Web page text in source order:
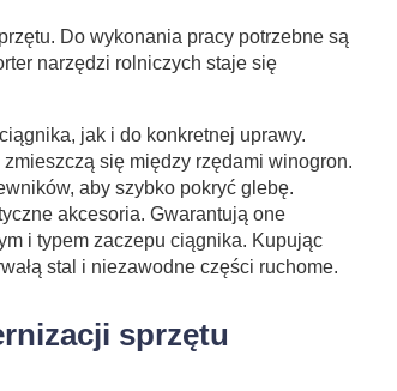
Do wykonania pracy potrzebne są
narzędzi rolniczych staje się
jak i do konkretnej uprawy.
się między rzędami winogron.
aby szybko pokryć glebę.
akcesoria. Gwarantują one
i typem zaczepu ciągnika. Kupując
stal i niezawodne części ruchome.
sprzętu